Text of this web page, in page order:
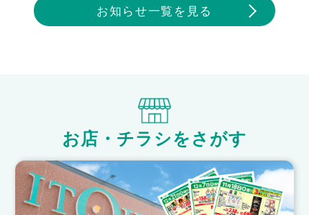
お知らせ一覧を見る
お店・チラシをさがす